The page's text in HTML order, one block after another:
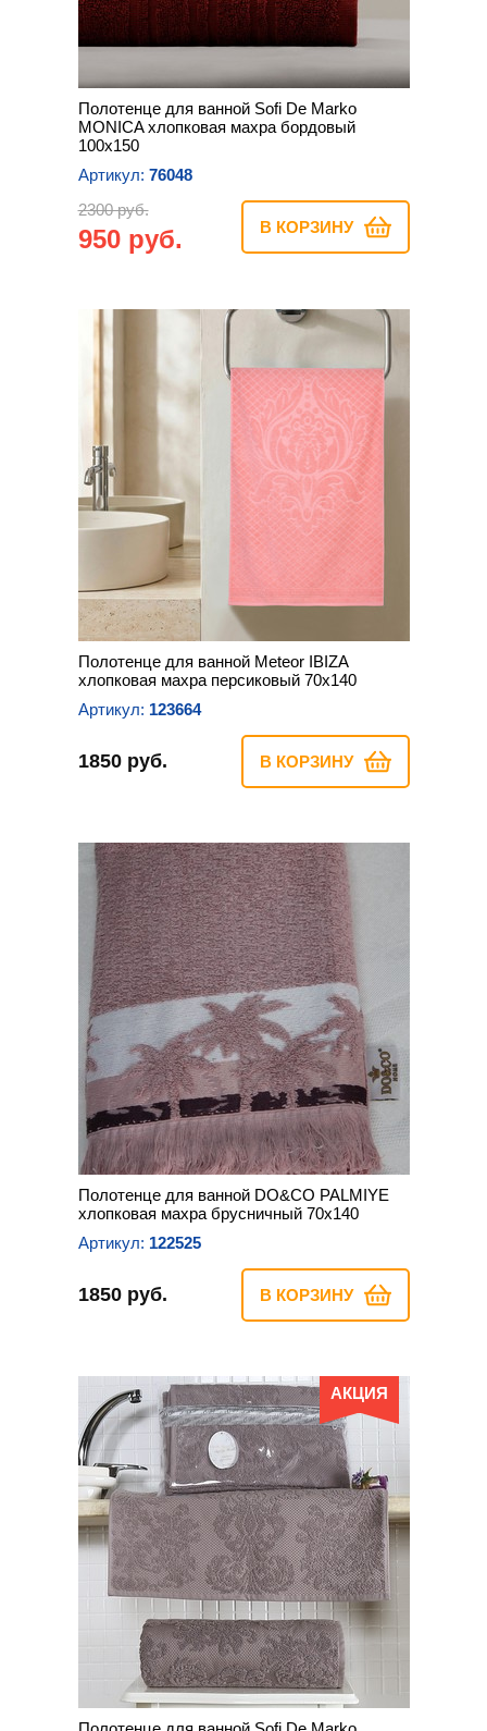
Полотенце для ванной Sofi De Marko
MONICA хлопковая махра бордовый
100х150
Артикул: 76048
2300 руб.
950 руб. В КОРЗИНУ
Полотенце для ванной Meteor IBIZA
хлопковая махра персиковый 70х140
Артикул: 123664
1850 руб. В КОРЗИНУ
Полотенце для ванной DO&CO PALMIYE
хлопковая махра брусничный 70х140
Артикул: 122525
1850 руб. В КОРЗИНУ
АКЦИЯ